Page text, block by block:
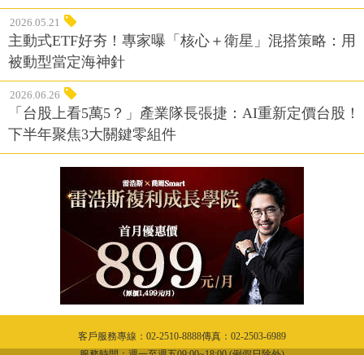
2026.05.21
主動式ETF好夯！專家曝「核心＋衛星」混搭策略：用
被動型當定海神針
2026.06.26
「台股上看5萬5？」產業隊長張捷：AI重新定價台股！
下半年聚焦3大關鍵零組件
客戶服務專線：02-2510-8888傳真：02-2503-6989